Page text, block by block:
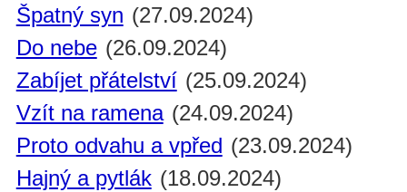
Špatný syn (27.09.2024)
Do nebe (26.09.2024)
Zabíjet přátelství (25.09.2024)
Vzít na ramena (24.09.2024)
Proto odvahu a vpřed (23.09.2024)
Hajný a pytlák (18.09.2024)